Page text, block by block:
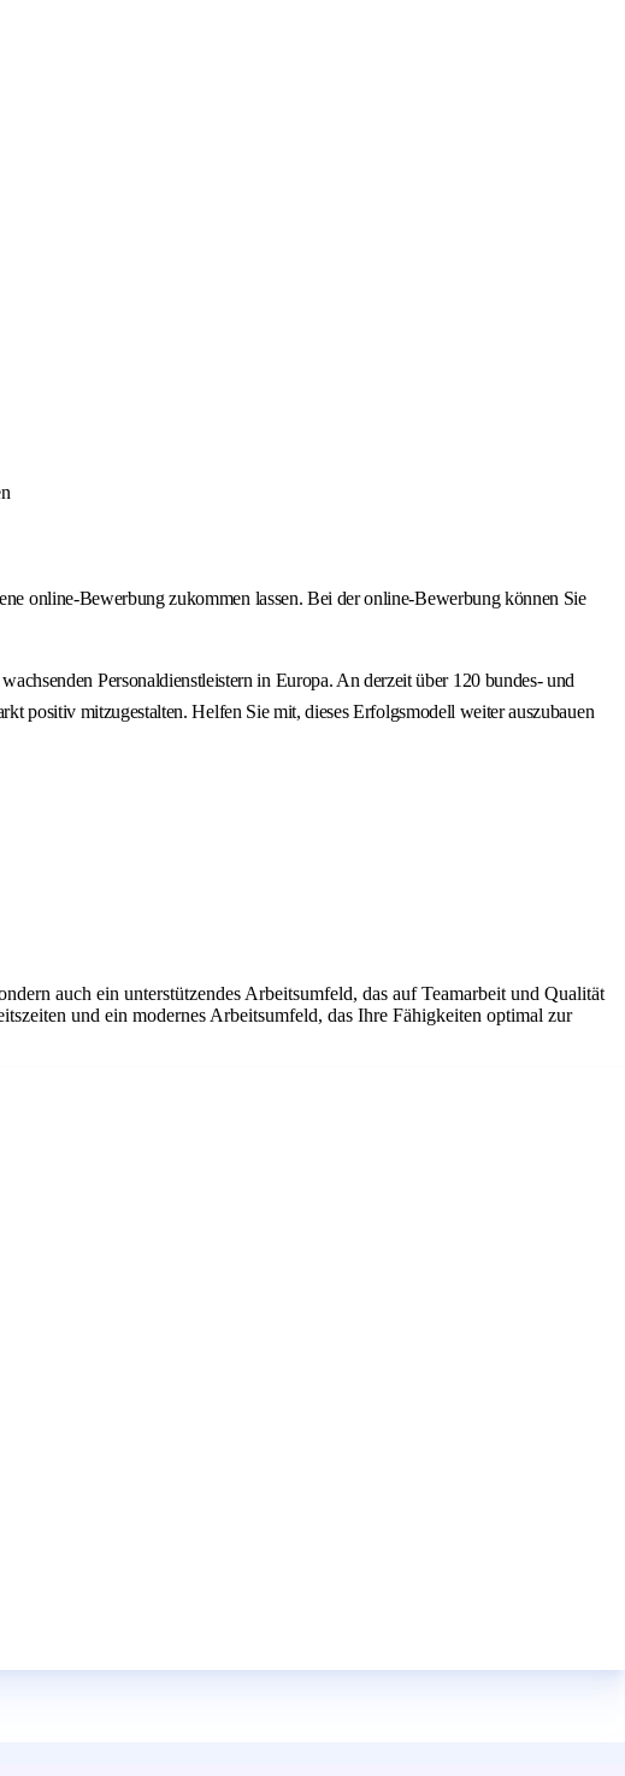
online-Bewerbung zukommen lassen. Bei der online-Bewerbung können Sie
Personaldienstleistern in Europa. An derzeit über 120 bundes- und
positiv mitzugestalten. Helfen Sie mit, dieses Erfolgsmodell weiter auszubauen
auch ein unterstützendes Arbeitsumfeld, das auf Teamarbeit und Qualität
und ein modernes Arbeitsumfeld, das Ihre Fähigkeiten optimal zur